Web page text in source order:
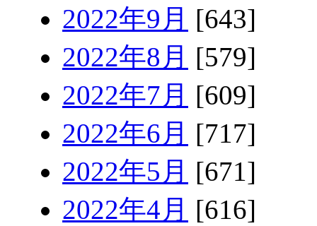
2022年9月 [643]
2022年8月 [579]
2022年7月 [609]
2022年6月 [717]
2022年5月 [671]
2022年4月 [616]